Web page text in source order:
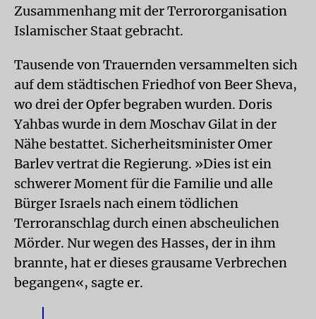
Zusammenhang mit der Terrororganisation
Islamischer Staat gebracht.
Tausende von Trauernden versammelten sich
auf dem städtischen Friedhof von Beer Sheva,
wo drei der Opfer begraben wurden. Doris
Yahbas wurde in dem Moschav Gilat in der
Nähe bestattet. Sicherheitsminister Omer
Barlev vertrat die Regierung. »Dies ist ein
schwerer Moment für die Familie und alle
Bürger Israels nach einem tödlichen
Terroranschlag durch einen abscheulichen
Mörder. Nur wegen des Hasses, der in ihm
brannte, hat er dieses grausame Verbrechen
begangen«, sagte er.